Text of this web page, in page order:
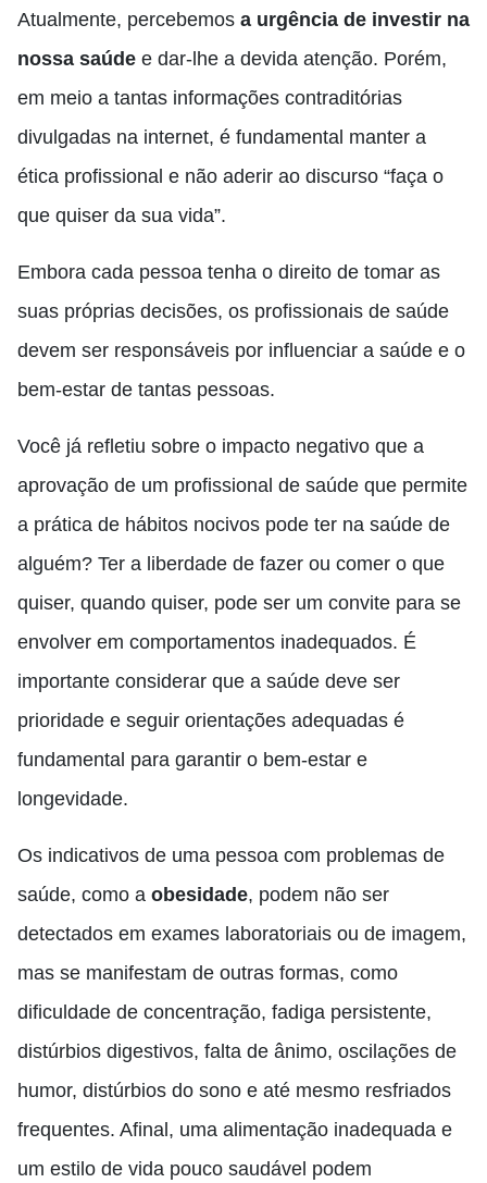
Atualmente, percebemos a urgência de investir na
nossa saúde e dar-lhe a devida atenção. Porém,
em meio a tantas informações contraditórias
divulgadas na internet, é fundamental manter a
ética profissional e não aderir ao discurso “faça o
que quiser da sua vida”.
Embora cada pessoa tenha o direito de tomar as
suas próprias decisões, os profissionais de saúde
devem ser responsáveis ​​por influenciar a saúde e o
bem-estar de tantas pessoas.
Você já refletiu sobre o impacto negativo que a
aprovação de um profissional de saúde que permite
a prática de hábitos nocivos pode ter na saúde de
alguém? Ter a liberdade de fazer ou comer o que
quiser, quando quiser, pode ser um convite para se
envolver em comportamentos inadequados. É
importante considerar que a saúde deve ser
prioridade e seguir orientações adequadas é
fundamental para garantir o bem-estar e
longevidade.
Os indicativos de uma pessoa com problemas de
saúde, como a obesidade, podem não ser
detectados em exames laboratoriais ou de imagem,
mas se manifestam de outras formas, como
dificuldade de concentração, fadiga persistente,
distúrbios digestivos, falta de ânimo, oscilações de
humor, distúrbios do sono e até mesmo resfriados
frequentes. Afinal, uma alimentação inadequada e
um estilo de vida pouco saudável podem